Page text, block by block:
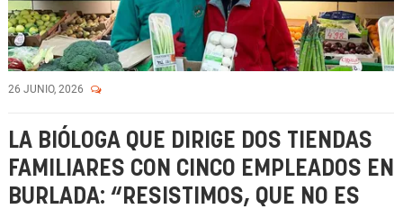
26 JUNIO, 2026
LA BIÓLOGA QUE DIRIGE DOS TIENDAS
FAMILIARES CON CINCO EMPLEADOS EN
BURLADA: “RESISTIMOS, QUE NO ES